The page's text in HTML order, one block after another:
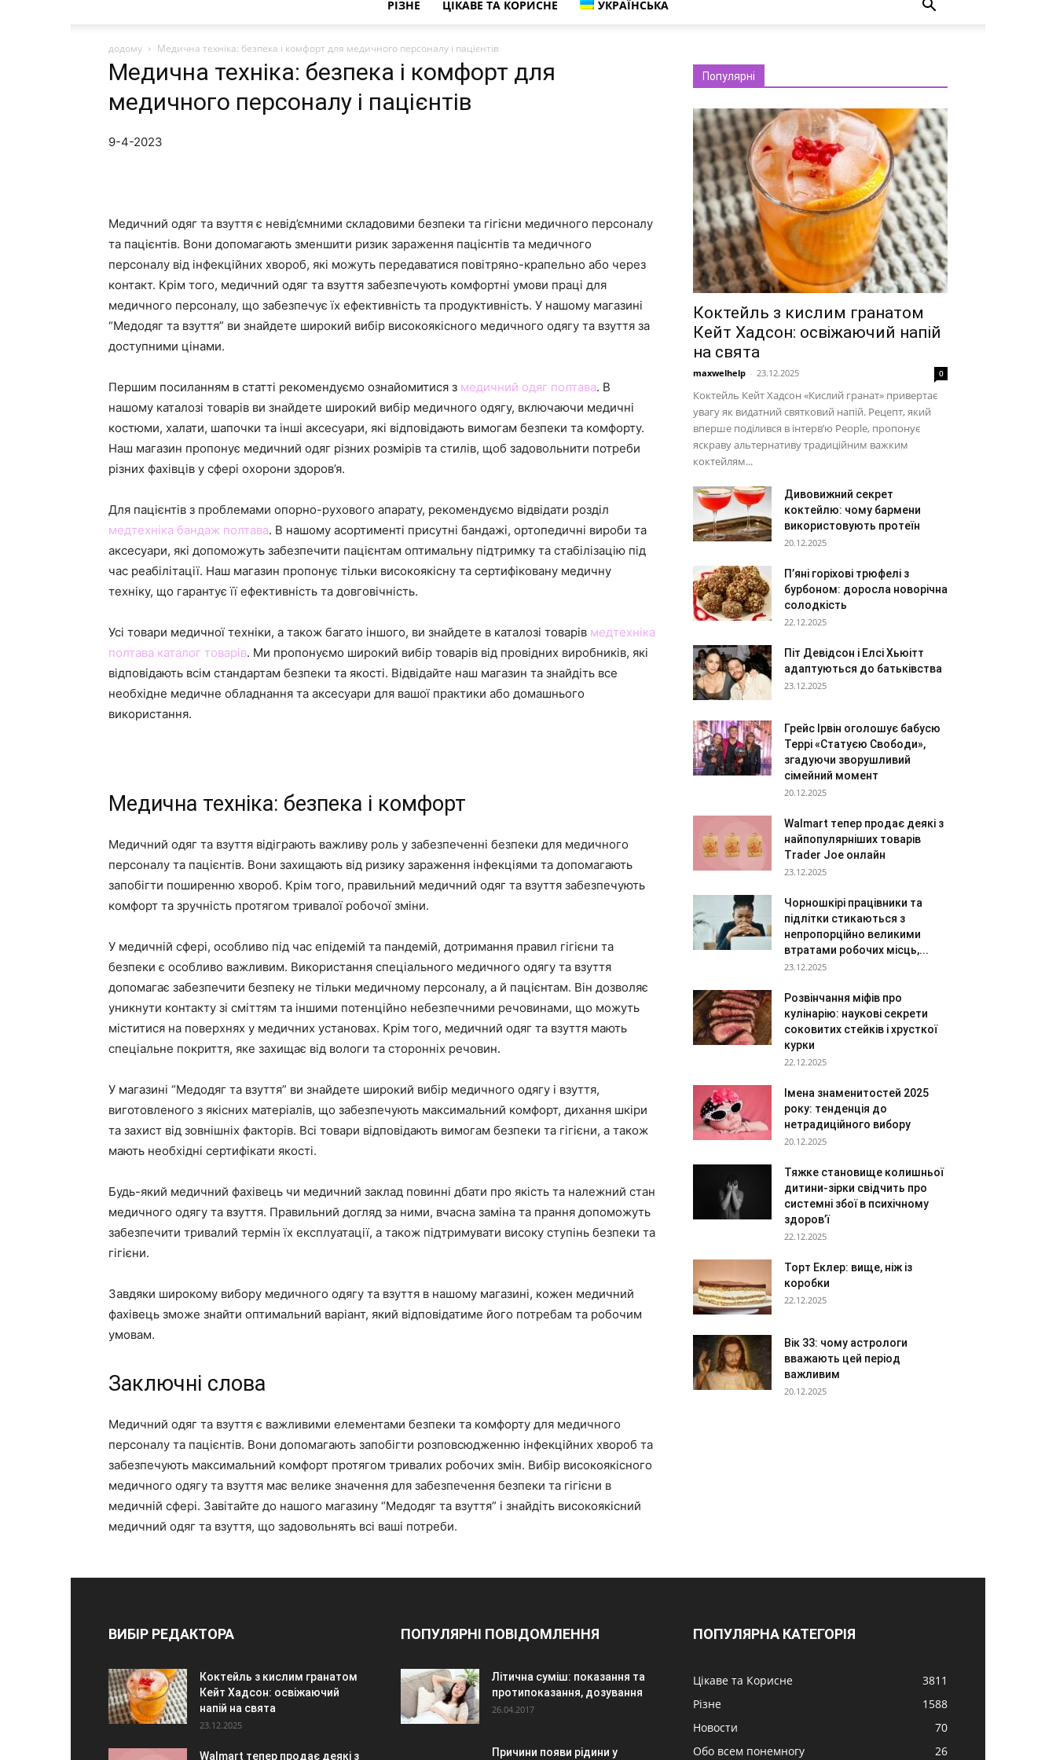
РІЗНЕ ЦІКАВЕ ТА КОРИСНЕ УКРАЇНСЬКА
додому Медична техніка: безпека і комфорт для медичного персоналу і пацієнтів
Медична техніка: безпека і комфорт для
медичного персоналу і пацієнтів
9-4-2023
Медичний одяг та взуття є невід’ємними складовими безпеки та гігієни медичного персоналу
та пацієнтів. Вони допомагають зменшити ризик зараження пацієнтів та медичного
персоналу від інфекційних хвороб, які можуть передаватися повітряно-крапельно або через
контакт. Крім того, медичний одяг та взуття забезпечують комфортні умови праці для
медичного персоналу, що забезпечує їх ефективність та продуктивність. У нашому магазині
“Медодяг та взуття” ви знайдете широкий вибір високоякісного медичного одягу та взуття за
доступними цінами.
Першим посиланням в статті рекомендуємо ознайомитися з медичний одяг полтава. В
нашому каталозі товарів ви знайдете широкий вибір медичного одягу, включаючи медичні
костюми, халати, шапочки та інші аксесуари, які відповідають вимогам безпеки та комфорту.
Наш магазин пропонує медичний одяг різних розмірів та стилів, щоб задовольнити потреби
різних фахівців у сфері охорони здоров’я.
Для пацієнтів з проблемами опорно-рухового апарату, рекомендуємо відвідати розділ
медтехніка бандаж полтава. В нашому асортименті присутні бандажі, ортопедичні вироби та
аксесуари, які допоможуть забезпечити пацієнтам оптимальну підтримку та стабілізацію під
час реабілітації. Наш магазин пропонує тільки високоякісну та сертифіковану медичну
техніку, що гарантує її ефективність та довговічність.
Усі товари медичної техніки, а також багато іншого, ви знайдете в каталозі товарів медтехніка
полтава каталог товарів. Ми пропонуємо широкий вибір товарів від провідних виробників, які
відповідають всім стандартам безпеки та якості. Відвідайте наш магазин та знайдіть все
необхідне медичне обладнання та аксесуари для вашої практики або домашнього
використання.
Медична техніка: безпека і комфорт
Медичний одяг та взуття відіграють важливу роль у забезпеченні безпеки для медичного
персоналу та пацієнтів. Вони захищають від ризику зараження інфекціями та допомагають
запобігти поширенню хвороб. Крім того, правильний медичний одяг та взуття забезпечують
комфорт та зручність протягом тривалої робочої зміни.
У медичній сфері, особливо під час епідемій та пандемій, дотримання правил гігієни та
безпеки є особливо важливим. Використання спеціального медичного одягу та взуття
допомагає забезпечити безпеку не тільки медичному персоналу, а й пацієнтам. Він дозволяє
уникнути контакту зі сміттям та іншими потенційно небезпечними речовинами, що можуть
міститися на поверхнях у медичних установах. Крім того, медичний одяг та взуття мають
спеціальне покриття, яке захищає від вологи та сторонніх речовин.
У магазині “Медодяг та взуття” ви знайдете широкий вибір медичного одягу і взуття,
виготовленого з якісних матеріалів, що забезпечують максимальний комфорт, дихання шкіри
та захист від зовнішніх факторів. Всі товари відповідають вимогам безпеки та гігієни, а також
мають необхідні сертифікати якості.
Будь-який медичний фахівець чи медичний заклад повинні дбати про якість та належний стан
медичного одягу та взуття. Правильний догляд за ними, вчасна заміна та прання допоможуть
забезпечити тривалий термін їх експлуатації, а також підтримувати високу ступінь безпеки та
гігієни.
Завдяки широкому вибору медичного одягу та взуття в нашому магазині, кожен медичний
фахівець зможе знайти оптимальний варіант, який відповідатиме його потребам та робочим
умовам.
Заключні слова
Медичний одяг та взуття є важливими елементами безпеки та комфорту для медичного
персоналу та пацієнтів. Вони допомагають запобігти розповсюдженню інфекційних хвороб та
забезпечують максимальний комфорт протягом тривалих робочих змін. Вибір високоякісного
медичного одягу та взуття має велике значення для забезпечення безпеки та гігієни в
медичній сфері. Завітайте до нашого магазину “Медодяг та взуття” і знайдіть високоякісний
медичний одяг та взуття, що задовольнять всі ваші потреби.
Популярні
Коктейль з кислим гранатом
Кейт Хадсон: освіжаючий напій
на свята
maxwelhelp - 23.12.2025 0
Коктейль Кейт Хадсон «Кислий гранат» привертає
увагу як видатний святковий напій. Рецепт, який
вперше поділився в інтерв’ю People, пропонує
яскраву альтернативу традиційним важким
коктейлям...
Дивовижний секрет
коктейлю: чому бармени
використовують протеїн
20.12.2025
П’яні горіхові трюфелі з
бурбоном: доросла новорічна
солодкість
22.12.2025
Піт Девідсон і Елсі Хьюітт
адаптуються до батьківства
23.12.2025
Грейс Ірвін оголошує бабусю
Террі «Статуєю Свободи»,
згадуючи зворушливий
сімейний момент
20.12.2025
Walmart тепер продає деякі з
найпопулярніших товарів
Trader Joe онлайн
23.12.2025
Чорношкірі працівники та
підлітки стикаються з
непропорційно великими
втратами робочих місць,...
23.12.2025
Розвінчання міфів про
кулінарію: наукові секрети
соковитих стейків і хрусткої
курки
22.12.2025
Імена знаменитостей 2025
року: тенденція до
нетрадиційного вибору
20.12.2025
Тяжке становище колишньої
дитини-зірки свідчить про
системні збої в психічному
здоров’ї
22.12.2025
Торт Еклер: вище, ніж із
коробки
22.12.2025
Вік 33: чому астрологи
вважають цей період
важливим
20.12.2025
ВИБІР РЕДАКТОРА
Коктейль з кислим гранатом
Кейт Хадсон: освіжаючий
напій на свята
23.12.2025
Walmart тепер продає деякі з
ПОПУЛЯРНІ ПОВІДОМЛЕННЯ
Літична суміш: показання та
протипоказання, дозування
26.04.2017
Причини появи рідини у
ПОПУЛЯРНА КАТЕГОРІЯ
Цікаве та Корисне
3811
Різне
1588
Новости
70
Обо всем понемногу
26